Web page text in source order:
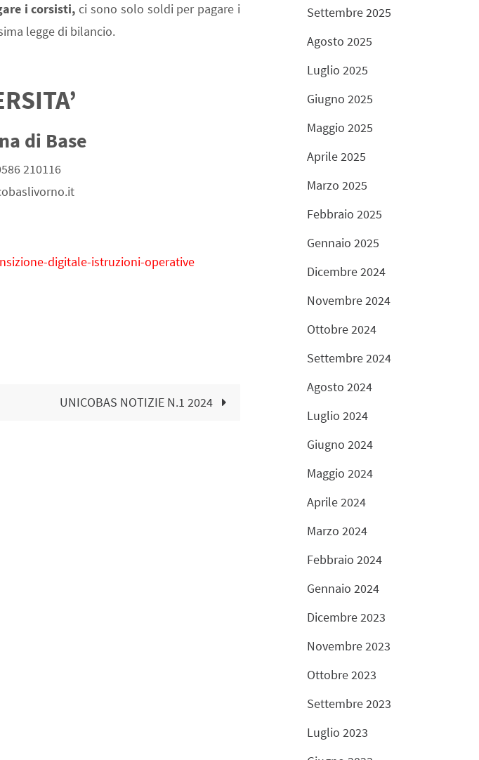
i corsisti, ci sono solo soldi per pagare i
legge di bilancio.
di Base
210116
digitale-istruzioni-operative
UNICOBAS NOTIZIE N.1 2024
Settembre 2025
Agosto 2025
Luglio 2025
Giugno 2025
Maggio 2025
Aprile 2025
Marzo 2025
Febbraio 2025
Gennaio 2025
Dicembre 2024
Novembre 2024
Ottobre 2024
Settembre 2024
Agosto 2024
Luglio 2024
Giugno 2024
Maggio 2024
Aprile 2024
Marzo 2024
Febbraio 2024
Gennaio 2024
Dicembre 2023
Novembre 2023
Ottobre 2023
Settembre 2023
Luglio 2023